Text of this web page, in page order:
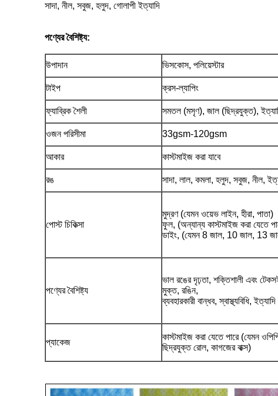
সাদা, নীল, সবুজ, হলুদ, গোলাপী ইত্যাদি
পণ্যের বৈশিষ্ট্য:
উপাদান ভিসকোস, পলিয়েস্টার
টাইপ ক্রস-ল্যাপিং
ফ্যাব্রিক শৈলী সমতল (মসৃণ), জাল (ছিদ্রযুক্ত),
ওজন পরিসীমা 33gsm-120gsm
আকার কাস্টমাইজ করা যাবে
রঙ সাদা, লাল, কমলা, হলুদ, সবুজ, নীল,
পোস্ট চিকিত্সা
মুদ্রণ (যেমন ওয়েভ লাইন, হীরা, পাতা)
ফুল, (অন্যান্য কাস্টমাইজ করা যেতে
ডাইং, (যেমন 8 জাল, 10 জাল, 13
পণ্যের বৈশিষ্ট্য
ভাল রঙের দৃঢ়তা, শক্তিশালী এবং
মুক্ত, রঙিন,
ব্যবহারকারী বান্ধব, স্বাস্থ্যবিধি, ইত্যাদি
প্যাকেজ
কাস্টমাইজ করা যেতে পারে (যেমন
ছিদ্রযুক্ত রোল, কাগজের বাক্স)